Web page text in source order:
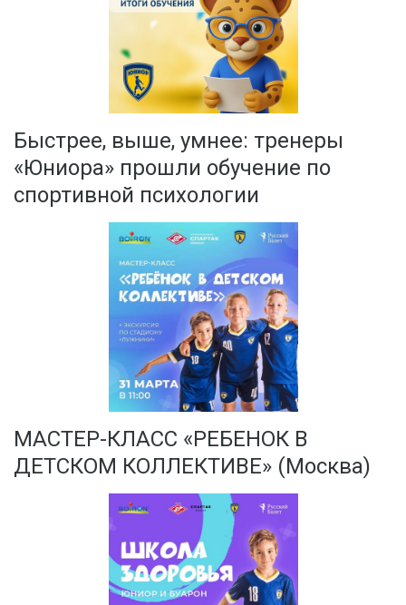
Быстрее, выше, умнее: тренеры
«Юниора» прошли обучение по
спортивной психологии
МАСТЕР-КЛАСС «РЕБЕНОК В
ДЕТСКОМ КОЛЛЕКТИВЕ» (Москва)